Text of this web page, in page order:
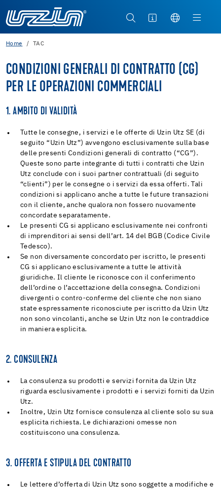
Home TAC
CONDIZIONI GENERALI DI CONTRATTO (CG)
PER LE OPERAZIONI COMMERCIALI
1. AMBITO DI VALIDITÀ
Tutte le consegne, i servizi e le offerte di Uzin Utz SE (di
seguito “Uzin Utz”) avvengono esclusivamente sulla base
delle presenti Condizioni generali di contratto (“CG”).
Queste sono parte integrante di tutti i contratti che Uzin
Utz conclude con i suoi partner contrattuali (di seguito
“clienti”) per le consegne o i servizi da essa offerti. Tali
condizioni si applicano anche a tutte le future transazioni
con il cliente, anche qualora non fossero nuovamente
concordate separatamente.
Le presenti CG si applicano esclusivamente nei confronti
di imprenditori ai sensi dell’art. 14 del BGB (Codice Civile
Tedesco).
Se non diversamente concordato per iscritto, le presenti
CG si applicano esclusivamente a tutte le attività
giuridiche. Il cliente le riconosce con il conferimento
dell’ordine o l’accettazione della consegna. Condizioni
divergenti o contro-conferme del cliente che non siano
state espressamente riconosciute per iscritto da Uzin Utz
non sono vincolanti, anche se Uzin Utz non le contraddice
in maniera esplicita.
2. CONSULENZA
La consulenza su prodotti e servizi fornita da Uzin Utz
riguarda esclusivamente i prodotti e i servizi forniti da Uzin
Utz.
Inoltre, Uzin Utz fornisce consulenza al cliente solo su sua
esplicita richiesta. Le dichiarazioni omesse non
costituiscono una consulenza.
3. OFFERTA E STIPULA DEL CONTRATTO
Le lettere d’offerta di Uzin Utz sono soggette a modifiche e